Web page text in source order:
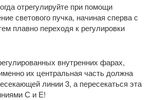
отрегулируйте при помощи
светового пучка, начиная сперва с
плавно переходя к регулировки
внутренних фарах,
их центральная часть должна
линии 3, а пересекаться эта
С и Е!